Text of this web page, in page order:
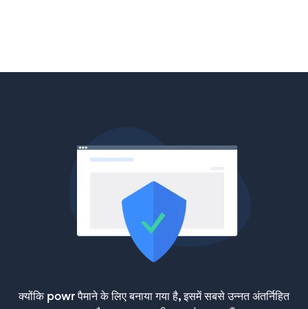
क्योंकि powr पैमाने के लिए बनाया गया है, इसमें सबसे उन्नत अंतर्निहित